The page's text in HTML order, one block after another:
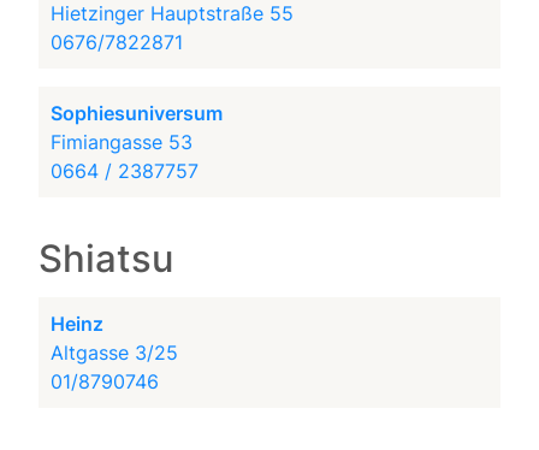
Hietzinger Hauptstraße 55
0676/7822871
Sophiesuniversum
Fimiangasse 53
0664 / 2387757
Shiatsu
Heinz
Altgasse 3/25
01/8790746